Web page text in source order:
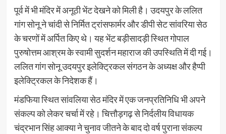
पूर्व में भी मंदिर में अनूठी भेंट देखने को मिली है। उदयपुर के ललित
गांग सोनू ने चांदी से निर्मित ट्रांसफार्मर और डीपी सेट सांवरिया सेठ
के चरणों में अर्पित किए थे। यह भेंट बड़ीसादड़ी स्थित गोपाल
पुरुषोत्तम आश्रम के स्वामी सुदर्शन महाराज की उपस्थिति में दी गई।
ललित गांग सोनू उदयपुर इलेक्ट्रिकल संगठन के अध्यक्ष और हैप्पी
इलेक्ट्रिकल के निदेशक हैं।
मंडफिया स्थित सांवलिया सेठ मंदिर में एक जनप्रतिनिधि भी अपने
संकल्प को लेकर चर्चा में रहे। चित्तौड़गढ़ से निर्दलीय विधायक
चंद्रभान सिंह आक्या ने चुनाव जीतने के बाद दो वर्ष पुराना संकल्प